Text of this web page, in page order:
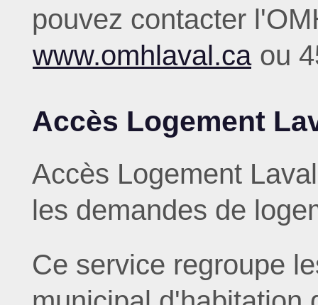
pouvez contacter
www.omhlaval.ca ou
Accès Logement
Accès Logement
les demandes de
Ce service regroupe